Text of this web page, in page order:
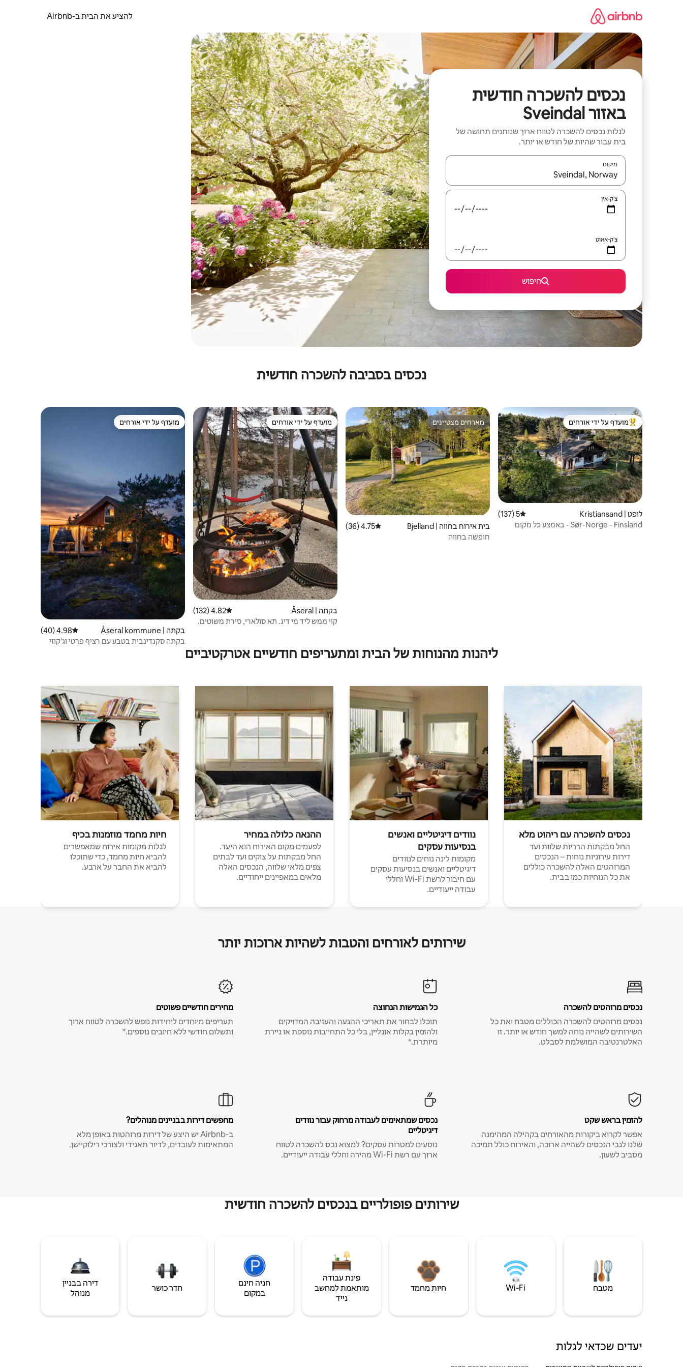
להציע את הבית ב-Airbnb
נכסים להשכרה חודשית
באזור Sveindal
לגלות נכסים להשכרה לטווח ארוך שנותנים תחושה של
בית עבור שהיות של חודש או יותר.
מיקום
כאשר התוצאות יהיו זמינות, יש לנווט עם מקשי החיצים למעלה ולמטה או לעיין בעזרת תנועות מגע או החלקה.
צ'ק-אין
צ'ק-אאוט
חיפוש
נכסים בסביבה להשכרה חודשית
מוביל בקרב נכסים מועדפים על ידי אורחים
מועדף על ידי אורחים
לופט | Kristiansand דירוג ממוצע של 5 מתוך 5, 137 ביקורות
5 (137)
Sør-Norge - Finsland - באמצע כל מקום
מארחים מצטיינים
מארחים מצטיינים
בית אירוח בחווה | Bjelland דירוג ממוצע של 4.75 מתוך 5, 36 ביקורות
4.75 (36)
חופשה בחווה
מועדף על ידי אורחים
מועדף על ידי אורחים
בקתה | Åseral דירוג ממוצע של 4.82 מתוך 5, 132 ביקורות
4.82 (132)
קוי ממש ליד מי דיג. תא סולארי, סירת משוטים.
מועדף על ידי אורחים
מועדף על ידי אורחים
בקתה | Åseral kommune דירוג ממוצע של 4.98 מתוך 5, 40 ביקורות
4.98 (40)
בקתה סקנדינבית בטבע עם רציף פרטי וג'קוזי
ליהנות מהנוחות של הבית ומתעריפים חודשיים אטרקטיביים
נכסים להשכרה עם ריהוט מלא
החל מבקתות הרריות שלוות ועד
דירות עירוניות נוחות – הנכסים
המרוהטים האלה להשכרה כוללים
את כל הנוחיות כמו בבית.
נוודים דיגיטליים ואנשים
בנסיעות עסקים
מקומות לינה נוחים לנוודים
דיגיטליים ואנשים בנסיעות עסקים
עם חיבור לרשת Wi-Fi וחללי
עבודה ייעודיים.
ההנאה כלולה במחיר
לפעמים מקום האירוח הוא היעד.
החל מבקתות על צוקים ועד לבתים
צפים מלאי שלווה, הנכסים האלה
מלאים במאפיינים ייחודיים.
חיות מחמד מוזמנות בכיף
לגלות מקומות אירוח שמאפשרים
להביא חיות מחמד, כדי שתוכלו
להביא את החבר על ארבע.
שירותים לאורחים והטבות לשהיות ארוכות יותר
נכסים מרוהטים להשכרה
נכסים מרוהטים להשכרה הכוללים מטבח ואת כל
השירותים לשהייה נוחה למשך חודש או יותר. זו
האלטרנטיבה המושלמת לסבלט.
כל הגמישות הנחוצה
תוכלו לבחור את תאריכי ההגעה והעזיבה המדויקים
ולהזמין בקלות אונליין, בלי כל התחייבות נוספת או ניירת
מיותרת.*
מחירים חודשיים פשוטים
תעריפים מיוחדים ליחידות נופש להשכרה לטווח ארוך
ותשלום חודשי ללא חיובים נוספים.*
להזמין בראש שקט
אפשר לקרוא ביקורות מהאורחים בקהילה המהימנה
שלנו לגבי הנכסים לשהייה ארוכה, והאירוח כולל תמיכה
מסביב לשעון.
נכסים שמתאימים לעבודה מרחוק עבור נוודים
דיגיטליים
נוסעים למטרות עסקים? למצוא נכס להשכרה לטווח
ארוך עם רשת Wi-Fi מהירה וחללי עבודה ייעודיים.
מחפשים דירות בבניינים מנוהלים?
ב-Airbnb יש היצע של דירות מרוהטות באופן מלא
המתאימות לעובדים, לדיור תאגידי ולצורכי רילוקיישן.
שירותים פופולריים בנכסים להשכרה חודשית
מטבח Wi‑Fi חיות מחמד
פינת עבודה
מותאמת למחשב
נייד
חניה חינם
במקום
חדר כושר
דירה בבניין
מנוהל
יעדים שכדאי לגלות